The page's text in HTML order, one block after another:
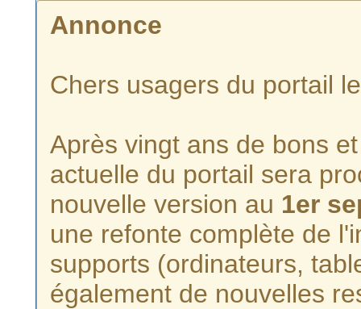
Annonce
Chers usagers du portail
Après vingt ans de bons
actuelle du portail sera
nouvelle version au 1er
une refonte complète de
supports (ordinateurs,
également de nouvelles